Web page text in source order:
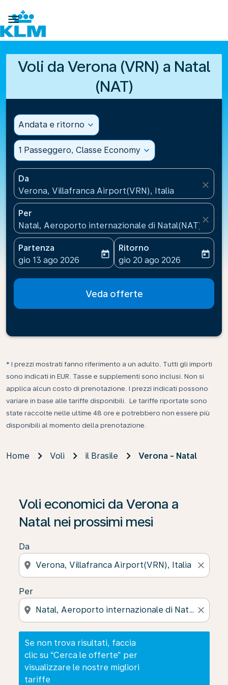

Voli da Verona (VRN) a Natal
(NAT)
Andata e ritorno expand_more
1 Passeggero, Classe Economy expand_more
Da
Verona, Villafranca Airport(VRN), Italia
close
Per
Natal, Aeroporto internazionale di Natal(NAT),
close
Partenza
fc-booking-departure-date-aria-label
gio 13 ago 2026
today
Ritorno
fc-booking-return-date-
gio 20 ago 2026
today
Veda offerte
* I prezzi mostrati fanno riferimento a un adulto. Tutti gli importi
sono indicati in EUR. Tasse e supplementi sono inclusi. Non si
applica alcun costo di prenotazione. I prezzi indicati possono
variare in base alle tariffe disponibili. Le tariffe riportate sono
state raccolte nelle ultime 48 ore e potrebbero non essere più
disponibili al momento della prenotazione.
Home Voli il Brasile Verona - Natal
Voli economici da Verona a
Natal nei prossimi mesi
Da
location_on close
Per
location_on close
Se non trova risultati, faccia
clic su “Cerca le offerte” per
visualizzare le nostre migliori
tariffe
Se non trova risultati, faccia clic su “Cerca le offerte”